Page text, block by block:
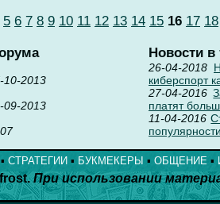
5 6 7 8 9 10 11 12 13 14 15 16 17 18
10-2013
09-2013
Новости в
26-04-2018
киберспорт
27-04-2016
платят
11-04-2016
▪ СТРАТЕГИИ ▪ БУКМЕКЕРЫ ▪ ОБЩЕНИЕ ▪
При использовании